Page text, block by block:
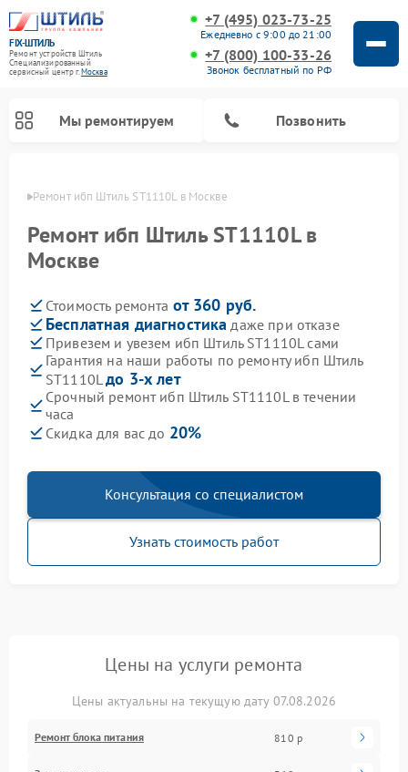
FIX-ШТИЛЬ
Ремонт устройств Штиль
Специализированный
cервисный центр г.Москва
+7 (495) 023-73-25
Ежедневно с 9:00 до 21:00
+7 (800) 100-33-26
Звонок бесплатный по РФ
Мы ремонтируем Позвонить
Ремонт ибп Штиль ST1110L в Москве
Ремонт ибп Штиль ST1110L в
Москве
Стоимость ремонта от 360 руб.
Бесплатная диагностика даже при отказе
Привезем и увезем ибп Штиль ST1110L сами
Гарантия на наши работы по ремонту ибп Штиль
ST1110Lдо 3-х лет
Срочный ремонт ибп Штиль ST1110L в течении
часа
Скидка для вас до 20%
Консультация со специалистом
Узнать стоимость работ
Цены на услуги ремонта
Цены актуальны на текущую дату 07.08.2026
Ремонт блока питания 810 р